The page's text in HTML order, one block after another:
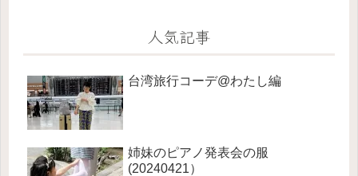
人気記事
台湾旅行コーデ@わたし編
姉妹のピアノ発表会の服
(20240421）